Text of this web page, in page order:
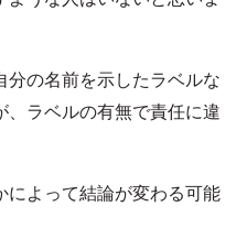
の名前を示したラベルな
、ラベルの有無で責任に違
によって結論が変わる可能